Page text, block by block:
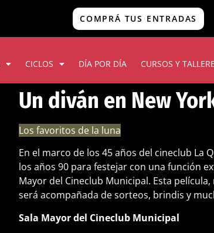
COMPRÁ TUS ENTRADAS
CICLOS DÍA POR DÍA CURSOS Y
Un diván en New
Los favoritos de la luna
En el marco de los 45 años del cineclub La
los años 90 para festejar con una función
Mayor del Cineclub Municipal. Esta
será acompañada de sorteos, brindis y
Sala Mayor del Cineclub Municipal